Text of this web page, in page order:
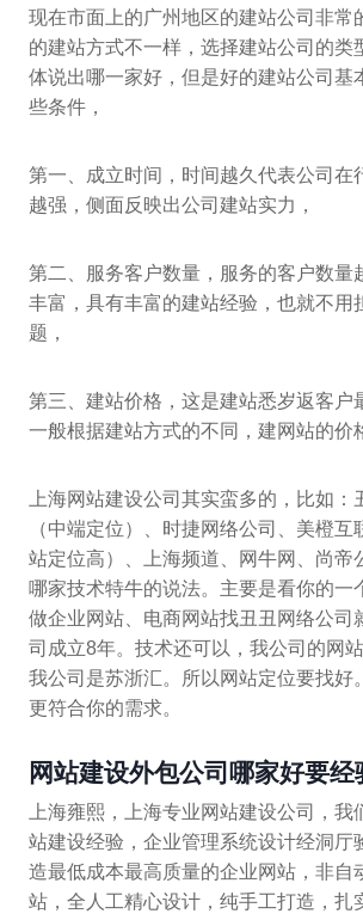
现在市面上的广州地区的建站公司非常
的建站方式不一样，选择建站公司的类
体说出哪一家好，但是好的建站公司基
些条件，
第一、成立时间，时间越久代表公司在
越强，侧面反映出公司建站实力，
第二、服务客户数量，服务的客户数量
丰富，具有丰富的建站经验，也就不用
题，
第三、建站价格，这是建站悉岁返客户
一般根据建站方式的不同，建网站的价
上海网站建设公司其实蛮多的，比如：
（中端定位）、时捷网络公司、美橙互
站定位高）、上海频道、网牛网、尚帝
哪家技术特牛的说法。主要是看你的一
做企业网站、电商网站找丑丑网络公司
司成立8年。技术还可以，我公司的网
我公司是苏浙汇。所以网站定位要找好
更符合你的需求。
网站建设外包公司哪家好要经
上海雍熙，上海专业网站建设公司，我
站建设经验，企业管理系统设计经洞厅
造最低成本最高质量的企业网站，非自
站，全人工精心设计，纯手工打造，扎